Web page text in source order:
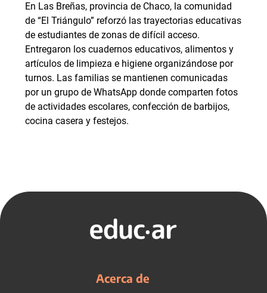
En Las Breñas, provincia de Chaco, la comunidad
de “El Triángulo” reforzó las trayectorias educativas
de estudiantes de zonas de difícil acceso.
Entregaron los cuadernos educativos, alimentos y
artículos de limpieza e higiene organizándose por
turnos. Las familias se mantienen comunicadas
por un grupo de WhatsApp donde comparten fotos
de actividades escolares, confección de barbijos,
cocina casera y festejos.
Acerca de